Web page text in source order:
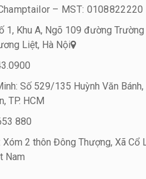
– MST: 0108822220
1, Khu A, Ngõ 109 đường Trường
Liệt, Hà Nội
Số 529/135 Huỳnh Văn Bánh,
TP. HCM
880
Xóm 2 thôn Đông Thượng, Xã Cổ
Nam